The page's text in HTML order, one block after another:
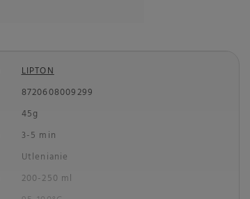
LIPTON
8720608009299
45g
3-5 min
Utlenianie
200-250 ml